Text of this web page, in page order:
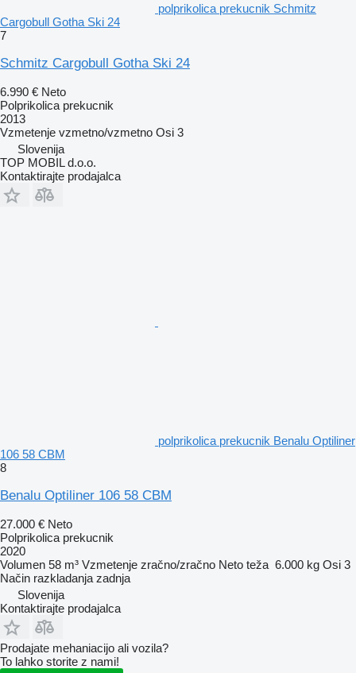
polprikolica prekucnik Schmitz
Cargobull Gotha Ski 24
7
Schmitz Cargobull Gotha Ski 24
6.990 € Neto
Polprikolica prekucnik
2013
Vzmetenje vzmetno/vzmetno Osi 3
Slovenija
TOP MOBIL d.o.o.
Kontaktirajte prodajalca
polprikolica prekucnik Benalu Optiliner
106 58 CBM
8
Benalu Optiliner 106 58 CBM
27.000 € Neto
Polprikolica prekucnik
2020
Volumen 58 m³ Vzmetenje zračno/zračno Neto teža 6.000 kg Osi 3
Način razkladanja zadnja
Slovenija
Kontaktirajte prodajalca
Prodajate mehaniacijo ali vozila?
To lahko storite z nami!